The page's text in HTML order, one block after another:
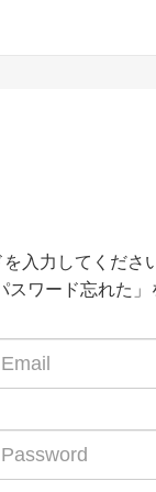
入力してくださ
スワード忘れた